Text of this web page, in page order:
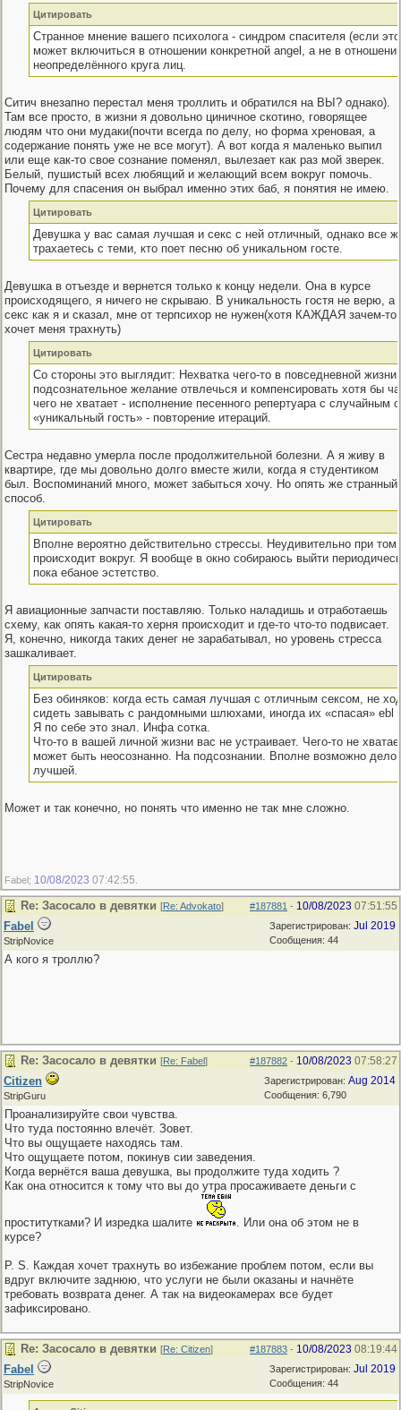
Цитировать
Странное мнение вашего психолога - синдром спасителя (если это
может включиться в отношении конкретной angel, а не в
неопределённого круга лиц.
Ситич внезапно перестал меня троллить и обратился на ВЫ? однако).
Там все просто, в жизни я довольно циничное скотино, говорящее
людям что они мудаки(почти всегда по делу, но форма хреновая, а
содержание понять уже не все могут). А вот когда я маленько выпил
или еще как-то свое сознание поменял, вылезает как раз мой зверек.
Белый, пушистый всех любящий и желающий всем вокруг помочь.
Почему для спасения он выбрал именно этих баб, я понятия не имею.
Цитировать
Девушка у вас самая лучшая и секс с ней отличный, однако все
трахаетесь с теми, кто поет песню об уникальном госте.
Девушка в отъезде и вернется только к концу недели. Она в курсе
происходящего, я ничего не скрываю. В уникальность гостя не верю, а
секс как я и сказал, мне от терпсихор не нужен(хотя КАЖДАЯ зачем-то
хочет меня трахнуть)
Цитировать
Со стороны это выглядит: Нехватка чего-то в повседневной жизни
подсознательное желание отвлечься и компенсировать хотя бы
чего не хватает - исполнение песенного репертуара с случайным
«уникальный гость» - повторение итераций.
Сестра недавно умерла после продолжительной болезни. А я живу в
квартире, где мы довольно долго вместе жили, когда я студентиком
был. Воспоминаний много, может забыться хочу. Но опять же странный
способ.
Цитировать
Вполне вероятно действительно стрессы. Неудивительно при
происходит вокруг. Я вообще в окно собираюсь выйти
пока ебаное эстетство.
Я авиационные запчасти поставляю. Только наладишь и отработаешь
схему, как опять какая-то херня происходит и где-то что-то подвисает.
Я, конечно, никогда таких денег не зарабатывал, но уровень стресса
зашкаливает.
Цитировать
Без обиняков: когда есть самая лучшая с отличным сексом, не
сидеть завывать с рандомными шлюхами, иногда их «спасая» ebl
Я по себе это знал. Инфа сотка.
Что-то в вашей личной жизни вас не устраивает. Чего-то не
может быть неосознанно. На подсознании. Вполне возможно дело
лучшей.
Может и так конечно, но понять что именно не так мне сложно.
Fabel; 10/08/2023 07:42:55
#187881 - 10/08/2023 07:51:55
Re: Засосало в девятки [Re: Advokato]
Зарегистрирован: Jul 2019
Сообщения: 44
Fabel
StripNovice
А кого я троллю?
#187882 - 10/08/2023 07:58:27
Re: Засосало в девятки [Re: Fabel]
Зарегистрирован: Aug 2014
Сообщения: 6,790
Citizen
StripGuru
Проанализируйте свои чувства.
Что туда постоянно влечёт. Зовет.
Что вы ощущаете находясь там.
Что ощущаете потом, покинув сии заведения.
Когда вернётся ваша девушка, вы продолжите туда ходить ?
Как она относится к тому что вы до утра просаживаете деньги с
проститутками? И изредка шалите
. Или она об этом не в
курсе?
P. S. Каждая хочет трахнуть во избежание проблем потом, если вы
вдруг включите заднюю, что услуги не были оказаны и начнёте
требовать возврата денег. А так на видеокамерах все будет
зафиксировано.
#187883 - 10/08/2023 08:19:44
Re: Засосало в девятки [Re: Citizen]
Зарегистрирован: Jul 2019
Сообщения: 44
Fabel
StripNovice